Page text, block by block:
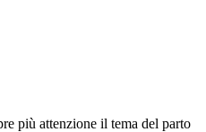
più attenzione il tema del parto